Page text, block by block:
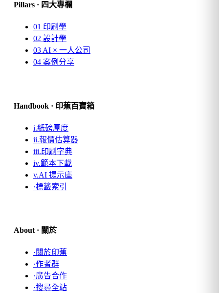
Pillars · 四大專欄
01 印刷學
02 設計學
03 AI × 一人公司
04 案例分享
Handbook · 印蕉百寶箱
i.紙磅厚度
ii.報價估算器
iii.印刷字典
iv.範本下載
v.AI 提示庫
·標籤索引
About · 關於
·關於印蕉
·作者群
·廣告合作
·搜尋全站